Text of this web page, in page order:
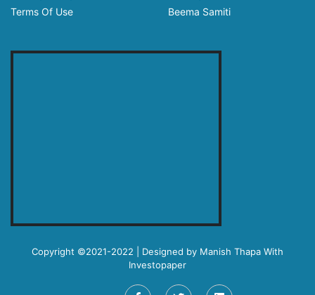
Terms Of Use
Beema Samiti
Copyright ©2021-2022 | Designed by Manish Thapa With
Investopaper